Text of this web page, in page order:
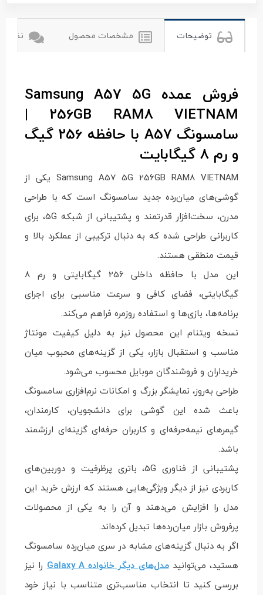
توضیحات مشخصات محصول نظرات
فروش عمده Samsung A57 5G
256GB RAM8 VIETNAM |
سامسونگ A57 با حافظه 256 گیگ
و رم 8 گیگابایت
Samsung A57 5G 256GB RAM8 VIETNAM یکی از
گوشی‌های میان‌رده جدید سامسونگ است که با طراحی
مدرن، سخت‌افزار قدرتمند و پشتیبانی از شبکه 5G، برای
کاربرانی طراحی شده که به دنبال ترکیبی از عملکرد بالا و
قیمت منطقی هستند.
این مدل با حافظه داخلی 256 گیگابایتی و رم 8
گیگابایتی، فضای کافی و سرعت مناسبی برای اجرای
برنامه‌ها، بازی‌ها و استفاده روزمره فراهم می‌کند.
نسخه ویتنام این محصول نیز به دلیل کیفیت مونتاژ
مناسب و استقبال بازار، یکی از گزینه‌های محبوب میان
خریداران و فروشندگان موبایل محسوب می‌شود.
طراحی به‌روز، نمایشگر بزرگ و امکانات نرم‌افزاری سامسونگ
باعث شده این گوشی برای دانشجویان، کارمندان،
گیمرهای نیمه‌حرفه‌ای و کاربران حرفه‌ای گزینه‌ای ارزشمند
باشد.
پشتیبانی از فناوری 5G، باتری پرظرفیت و دوربین‌های
کاربردی نیز از دیگر ویژگی‌هایی هستند که ارزش خرید این
مدل را افزایش می‌دهند و آن را به یکی از محصولات
پرفروش بازار میان‌رده‌ها تبدیل کرده‌اند.
اگر به دنبال گزینه‌های مشابه در سری میان‌رده سامسونگ
هستید، می‌توانیدمدل‌های دیگر خانواده Galaxy A
را نیز
بررسی کنید تا انتخاب مناسب‌تری متناسب با نیاز خود